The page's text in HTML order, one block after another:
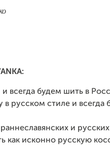
всегда будем шить в
русском стиле и всегда
и
как исконно русскую